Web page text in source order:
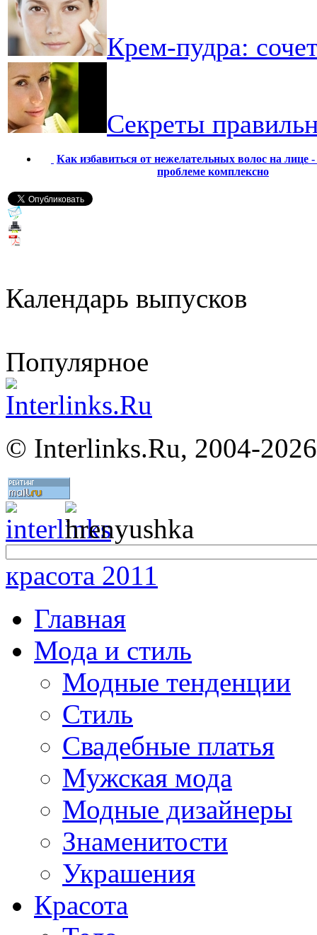
Крем-пудра:
Секреты
Как избавиться от нежелательных волос на лице
проблеме комплексно
Календарь выпусков
Популярное
© Interlinks.Ru, 2004-2026
красота 2011
Главная
Мода и стиль
Модные тенденции
Стиль
Свадебные платья
Мужская мода
Модные дизайнеры
Знаменитости
Украшения
Красота